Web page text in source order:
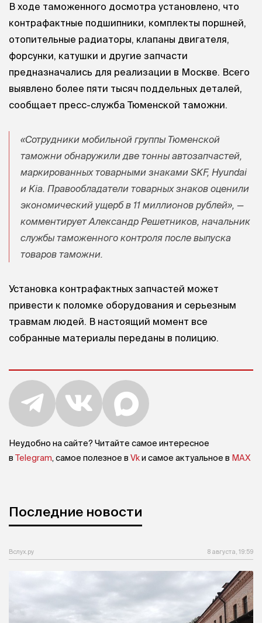
В ходе таможенного досмотра установлено, что
контрафактные подшипники, комплекты поршней,
отопительные радиаторы, клапаны двигателя,
форсунки, катушки и другие запчасти
предназначались для реализации в Москве. Всего
выявлено более пяти тысяч поддельных деталей,
сообщает пресс-служба Тюменской таможни.
«Сотрудники мобильной группы Тюменской
таможни обнаружили две тонны автозапчастей,
маркированных товарными знаками SKF, Hyundai
и Kia. Правообладатели товарных знаков оценили
экономический ущерб в 11 миллионов рублей», —
комментирует Александр Решетников, начальник
службы таможенного контроля после выпуска
товаров таможни.
Установка контрафактных запчастей может
привести к поломке оборудования и серьезным
травмам людей. В настоящий момент все
собранные материалы переданы в полицию.
Неудобно на сайте? Читайте самое интересное
в Telegram, самое полезное в Vkи самое актуальное в MAX
Последние новости
Вслух.ру 8 августа, 19:59